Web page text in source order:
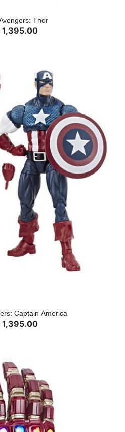
Thor
1,395.00
Captain America
1,395.00